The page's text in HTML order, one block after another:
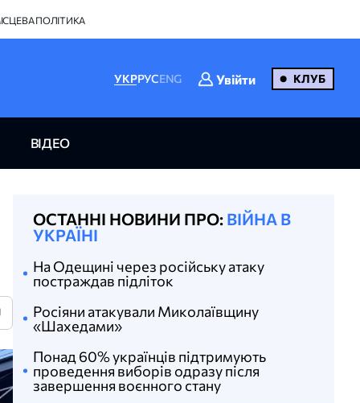
ПОЛІТИКА
УКРРУСENG Увійти КЛУБ
ВІДЕО
ОСТАННІ НОВИНИ ПРО: ВІЙНА В
УКРАЇНІ
На Одещині через російську атаку
постраждав підліток
Росіяни атакували Миколаївщину
«Шахедами»
Понад 60% українців підтримують
проведення виборів одразу після
завершення воєнного стану